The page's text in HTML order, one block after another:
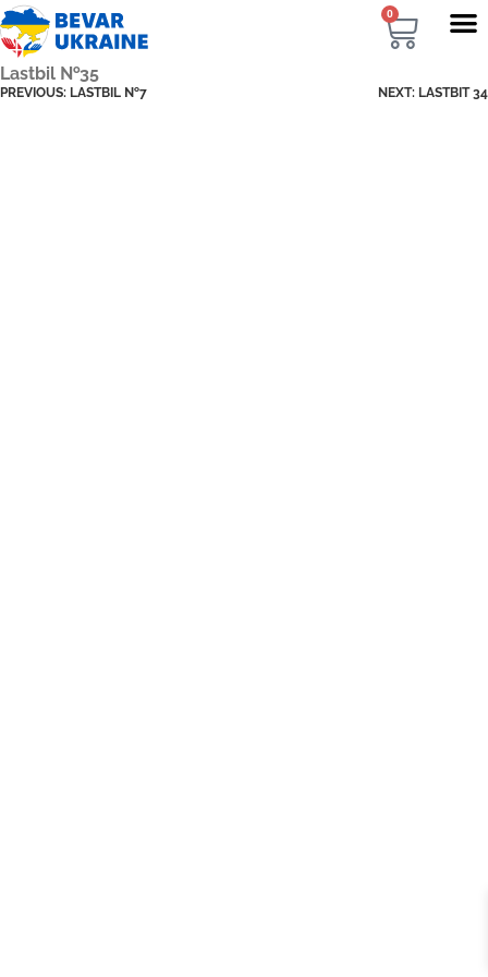
0
Lastbil №35
PREVIOUS: LASTBIL №7 NEXT: LASTBIT 34